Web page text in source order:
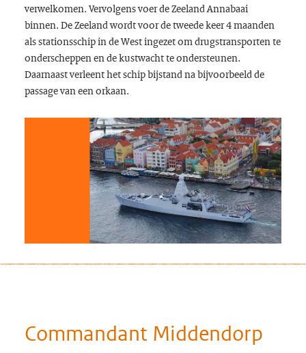
verwelkomen. Vervolgens voer de Zeeland Annabaai
binnen. De Zeeland wordt voor de tweede keer 4 maanden
als stationsschip in de West ingezet om drugstransporten te
onderscheppen en de kustwacht te ondersteunen.
Daarnaast verleent het schip bijstand na bijvoorbeeld de
passage van een orkaan.
Commandant Middendorp